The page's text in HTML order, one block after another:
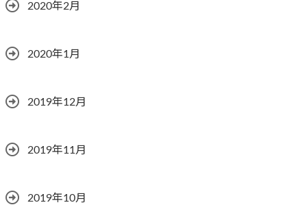
2020年2月
2020年1月
2019年12月
2019年11月
2019年10月